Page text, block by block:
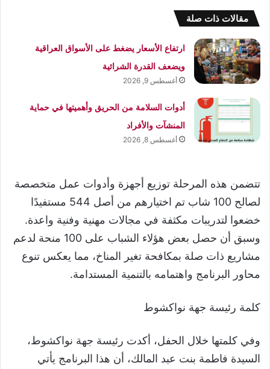
مقالات ذات صلة
ارتفاع الأسعار يضغط على الأسواق العراقية
ويضعف القدرة الشرائية
أغسطس 9, 2026
أدوات السلامة من الحريق وأهميتها في حماية
المنشآت والأفراد
أغسطس 8, 2026
تتضمن هذه المرحلة توزيع أجهزة وأدوات عمل متخصصة
لصالح 100 شاب تم اختيارهم من أصل 544 مستفيدًا
خضعوا لتدريبات مكثفة في مجالات مهنية وفنية واعدة.
وسبق أن حصل بعض هؤلاء الشباب على 100 منحة لدعم
مشاريع ذات صلة بمكافحة تغير المناخ، مما يعكس تنوع
محاور البرنامج واهتمامه بالتنمية المستدامة.
كلمة رئيسة جهة نواكشوط
وفي كلمتها خلال الحفل، أكدت رئيسة جهة نواكشوط،
السيدة فاطمة بنت عبد المالك، أن هذا البرنامج يأتي